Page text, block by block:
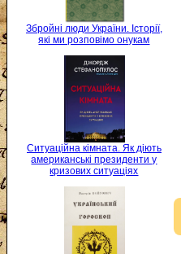
Збройні люди України. Історії,
які ми розповімо онукам
Ситуаційна кімната. Як діють
американські президенти у
кризових ситуаціях